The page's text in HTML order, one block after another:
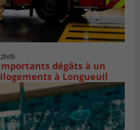
dégâts à un
à Longueuil